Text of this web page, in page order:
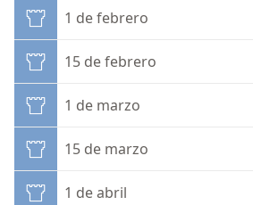
1 de febrero
15 de febrero
1 de marzo
15 de marzo
1 de abril